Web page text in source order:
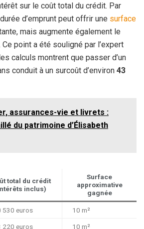
sur le coût total du crédit. Par
d’emprunt peut offrir une surface
mais augmente également le
point a été souligné par l’expert
calculs montrent que passer d’un
conduit à un surcoût d’environ 43
assurances-vie et livrets :
du patrimoine d’Élisabeth
total du crédit
inclus)
Surface
approximative
gagnée
530 euros 10 m²
220 euros 10 m²